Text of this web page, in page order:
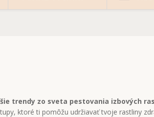
trendy zo sveta pestovania izbových
ktoré ti pomôžu udržiavať tvoje rastliny